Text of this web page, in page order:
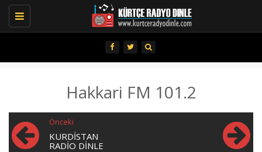
Toggle
navigation
Hakkari FM 101.2
Önceki
KURDISTAN
RADIO DINLE